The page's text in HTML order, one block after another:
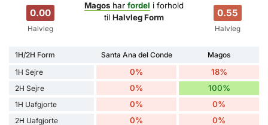
0.00
Halvleg
Magoshar fordel i forhold
til Halvleg Form 0.55
Halvleg
1H/2H Form Santa Ana del Conde
Magos
1H Sejre
0% 18%
2H Sejre 0% 100%
1H Uafgjorte 0% 0%
2H Uafgjorte 0% 0%